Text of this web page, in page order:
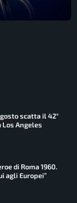
scatta il 42°
Angeles
di Roma 1960.
agli Europei”